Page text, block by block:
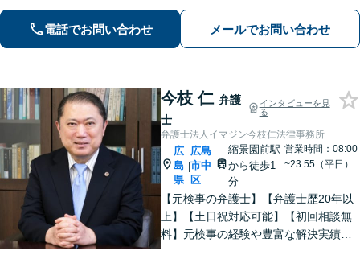
請求など【相続・遺言】料金は明確に
細かく設定【初回相談無料】
電話でお問い合わせ メールでお問い合わせ
今枝 仁 弁護
士
インタビューを見
る
弁護士法人イマジン今枝仁法律事務所
広
島
県
|
広島
市中
区
縮景園前駅
から徒歩1
分
営業時間：08:00
~23:55（平日）
【元検事の弁護士】【弁護士歴20年以
上】【土日祝対応可能】【初回相談無
料】元検事の経験や豊富な解決実績を